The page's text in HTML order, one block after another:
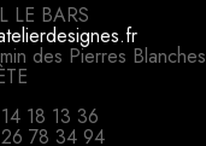
LE BARS
des Pierres Blanches
18 13 36
78 34 94